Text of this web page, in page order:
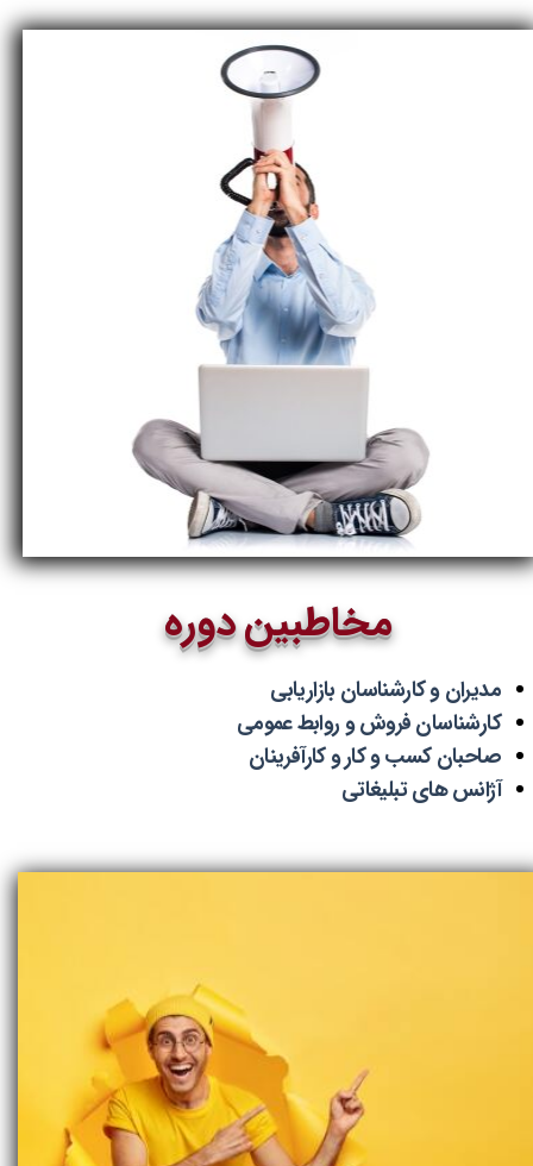
مدیران و کارشناسان بازاریابی
کارشناسان فروش و روابط عمومی
صاحبان کسب و کار و کارآفرینان
آژانس های تبلیغاتی
مخاطبین دوره